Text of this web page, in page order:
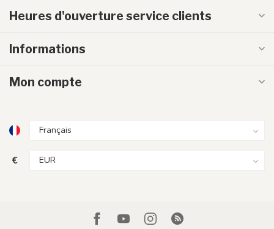
Heures d'ouverture service clients
Informations
Mon compte
€